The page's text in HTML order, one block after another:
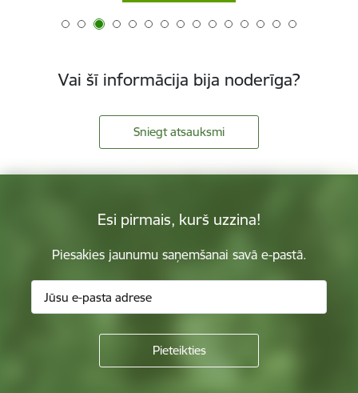
Vai šī informācija bija noderīga?
Sniegt atsauksmi
Esi pirmais, kurš uzzina!
Piesakies jaunumu saņemšanai savā e-pastā.